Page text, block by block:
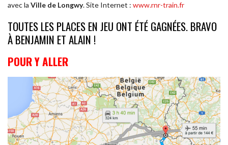
avec la Ville de Longwy. Site Internet : www.rnr-train.fr
TOUTES LES PLACES EN JEU ONT ÉTÉ GAGNÉES. BRAVO
À BENJAMIN ET ALAIN !
POUR Y ALLER